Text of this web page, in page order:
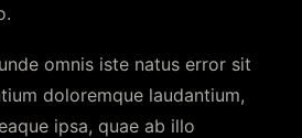
omnis iste natus error sit
doloremque laudantium,
ipsa, quae ab illo